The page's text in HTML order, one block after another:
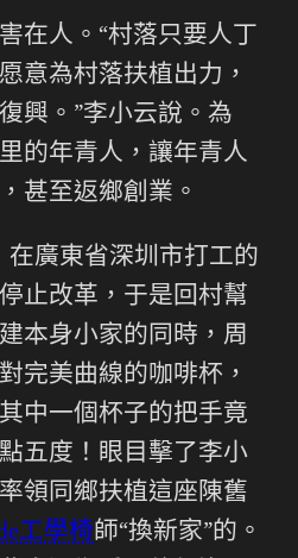
在人。“村落只要人丁
意為村落扶植出力，
興。”李小云說。為
的年青人，讓年青人
甚至返鄉創業。
在廣東省深圳市打工的
止改革，于是回村幫
本身小家的同時，周
完美曲線的咖啡杯，
中一個杯子的把手竟
五度！眼目擊了李小
領同鄉扶植這座陳舊
工學椅師“換新家”的。